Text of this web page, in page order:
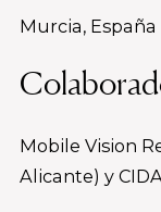
Murcia, España
Mobile Vision
Alicante) y